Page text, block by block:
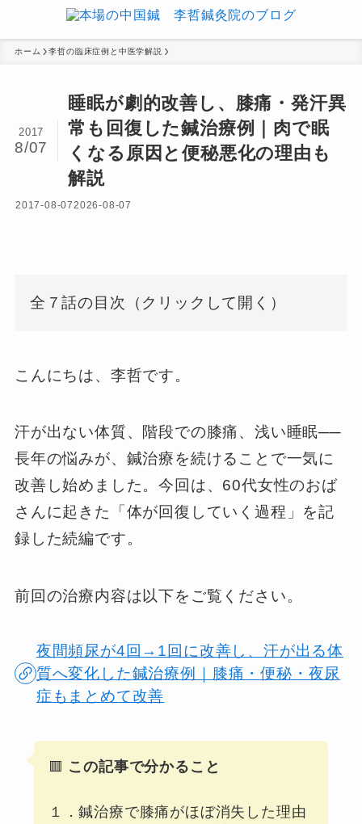
ホーム 李哲の臨床症例と中医学解説
睡眠が劇的改善し、膝痛・発汗異
常も回復した鍼治療例｜肉で眠
くなる原因と便秘悪化の理由も
解説
2017
8/07
2017-08-072026-08-07
全７話の目次（クリックして開く）
こんにちは、李哲です。
汗が出ない体質、階段での膝痛、浅い睡眠──
長年の悩みが、鍼治療を続けることで一気に
改善し始めました。今回は、60代女性のおば
さんに起きた「体が回復していく過程」を記
録した続編です。
前回の治療内容は以下をご覧ください。
夜間頻尿が4回→1回に改善し、汗が出る体
質へ変化した鍼治療例｜膝痛・便秘・夜尿
症もまとめて改善
🟥 この記事で分かること
１．鍼治療で膝痛がほぼ消失した理由